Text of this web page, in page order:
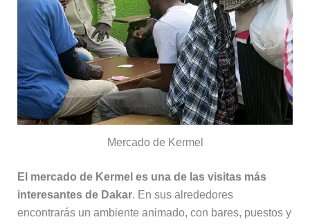
Mercado de Kermel
El mercado de Kermel es una de las visitas más
interesantes de Dakar. En sus alrededores
encontrarás un ambiente animado, con bares, puestos y